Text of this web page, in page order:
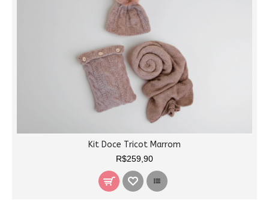
Kit Doce Tricot Marrom
R$259,90